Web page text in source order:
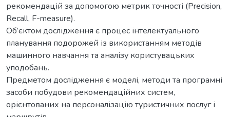
рекомендацій за допомогою метрик точності (Precision,
Recall, F-measure).
Об’єктом дослідження є процес інтелектуального
планування подорожей із використанням методів
машинного навчання та аналізу користувацьких
уподобань.
Предметом дослідження є моделі, методи та програмні
засоби побудови рекомендаційних систем,
орієнтованих на персоналізацію туристичних послуг і